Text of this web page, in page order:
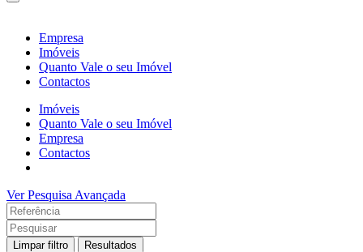
Empresa
Imóveis
Quanto Vale o seu Imóvel
Contactos
Imóveis
Quanto Vale o seu Imóvel
Empresa
Contactos
Ver Pesquisa Avançada
Limpar filtro Resultados